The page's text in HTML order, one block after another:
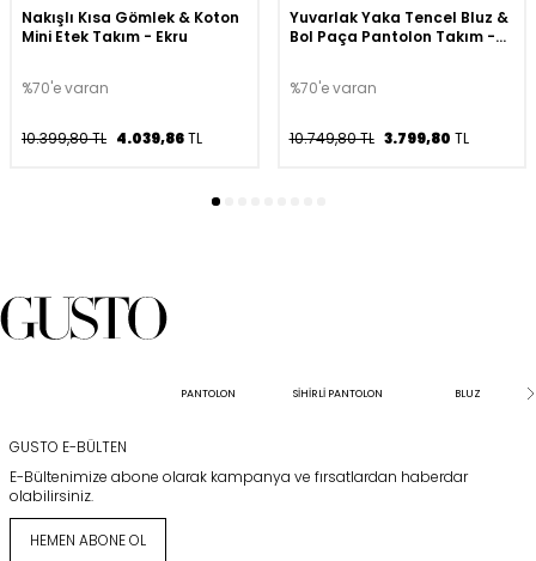
Nakışlı Kısa Gömlek & Koton
Mini Etek Takım - Ekru
%70'e varan
10.399,80 TL 4.039,86TL
Yuvarlak Yaka Tencel Bluz &
Bol Paça Pantolon Takım -
%70'e varan
10.749,80 TL 3.799,80 TL
PANTOLON SİHİRLİ PANTOLON BLUZ
GUSTO E-BÜLTEN
E-Bültenimize abone olarak kampanya ve fırsatlardan haberdar
olabilirsiniz.
HEMEN ABONE OL